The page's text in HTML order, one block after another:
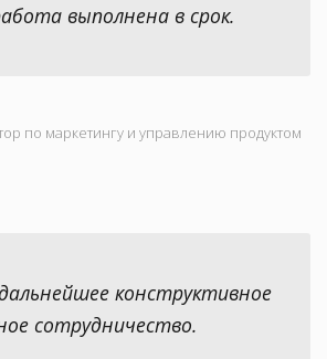
выполнена в срок.
по маркетингу и управлению продуктом
конструктивное
сотрудничество.